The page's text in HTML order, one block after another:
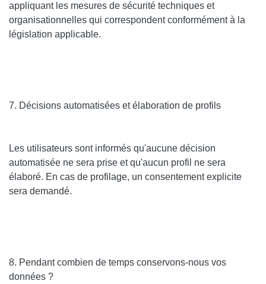
appliquant les mesures de sécurité techniques et
organisationnelles qui correspondent conformément à la
législation applicable.
7. Décisions automatisées et élaboration de profils
Les utilisateurs sont informés qu'aucune décision
automatisée ne sera prise et qu'aucun profil ne sera
élaboré. En cas de profilage, un consentement explicite
sera demandé.
8. Pendant combien de temps conservons-nous vos
données ?